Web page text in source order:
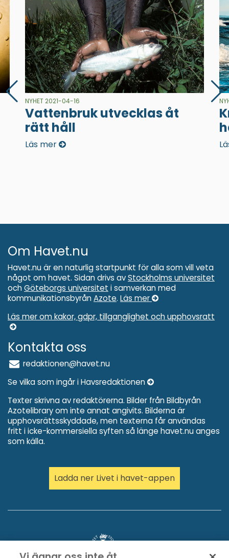
NYHET 2021-04-16
Vattenbruk utvecklas åt
rätt håll
Läs mer
Om Havet.nu
Havet.nu är en naturlig startpunkt för alla som vill veta
något om havet. Sidan drivs avStockholms universitet
och Göteborgs universitet i samverkan med
kommunikationsbyrån Azote. Läs mer
Läs mer om kakor, gdpr, tillganglighet och upphovsratt
Kontakta oss
redaktionen@havet.nu
Se vilka som ingår i Havsredaktionen
Texter skrivna av redaktörerna. Bilder från Bildbyrån
Azotelibrary om inte annat angivits. Bilderna är
upphovsrättsskyddade, men texterna får användas
fritt i icke-kommersiella syften så länge havet.nu anges
som källa.
Ladda ner Livet i havet-appen